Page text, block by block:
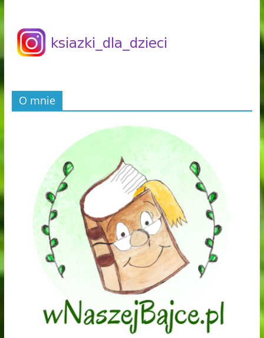
O mnie